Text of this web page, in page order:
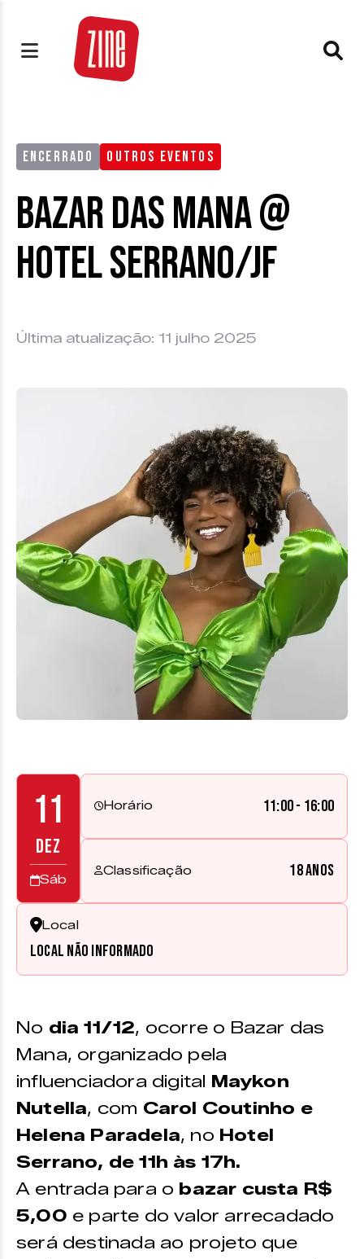
ENCERRADO OUTROS EVENTOS
Bazar das Mana @
Hotel Serrano/JF
Última atualização: 11 julho 2025
11
DEZ
Sáb
Horário 11:00 - 16:00
Classificação 18 anos
Local
Local não informado
No dia 11/12, ocorre o Bazar das
Mana, organizado pela
influenciadora digital Maykon
Nutella, com Carol Coutinho e
Helena Paradela, no Hotel
Serrano, de 11h às 17h.
A entrada para o bazar custa R$
5,00 e parte do valor arrecadado
será destinada ao projeto que